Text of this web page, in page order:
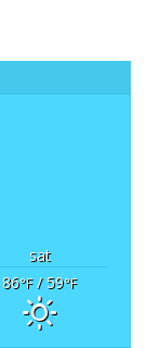
sat
86°F/ 59°F